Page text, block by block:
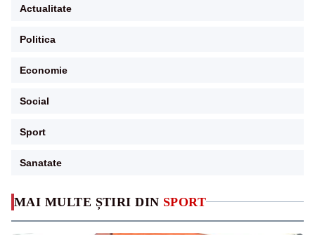
MAI MULTE ȘTIRI DIN SPORT
Actualitate
Politica
Economie
Social
Sport
Sanatate